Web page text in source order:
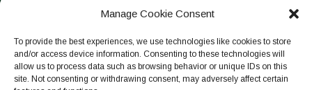
Manage Cookie Consent
To provide the best experiences, we use technologies like cookies to store
and/or access device information. Consenting to these technologies will
allow us to process data such as browsing behavior or unique IDs on this
site. Not consenting or withdrawing consent, may adversely affect certain
Novembre 2020
Ottobre 2020 Segui su Instagram